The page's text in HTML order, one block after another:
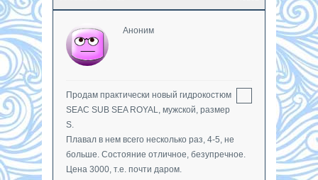
Аноним
Продам практически новый гидрокостюм
SEAC SUB SEA ROYAL, мужской, размер
S.
Плавал в нем всего несколько раз, 4-5, не
больше. Состояние отличное, безупречное.
Цена 3000, т.е. почти даром.